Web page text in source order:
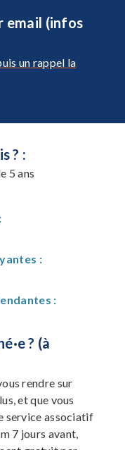
email (infos
un rappel la
? :
5 ans
:
:
? (à
rendre sur
et que vous
service associatif
7 jours avant,